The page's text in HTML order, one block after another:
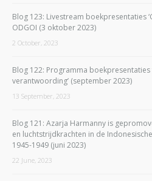
Blog 123: Livestream boekpresentaties
ODGOI (3 oktober 2023)
2 October, 2023
Blog 122: Programma boekpresentaties
verantwoording’ (september 2023)
13 September, 2023
Blog 121: Azarja Harmanny is
en luchtstrijdkrachten in de
1945-1949 (juni 2023)
22 June, 2023